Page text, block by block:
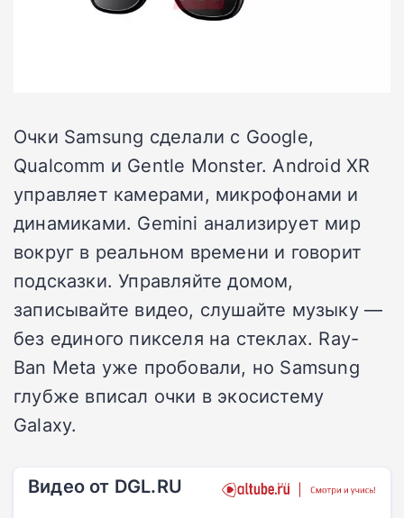
Очки Samsung сделали с Google,
Qualcomm и Gentle Monster. Android XR
управляет камерами, микрофонами и
динамиками. Gemini анализирует мир
вокруг в реальном времени и говорит
подсказки. Управляйте домом,
записывайте видео, слушайте музыку —
без единого пикселя на стеклах. Ray-
Ban Meta уже пробовали, но Samsung
глубже вписал очки в экосистему
Galaxy.
Видео от DGL.RU